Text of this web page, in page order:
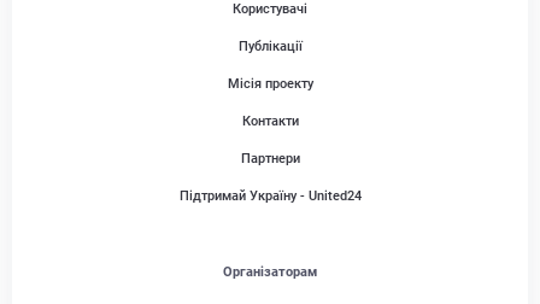
Користувачі
Публікації
Місія проекту
Контакти
Партнери
Підтримай Україну - United24
Організаторам